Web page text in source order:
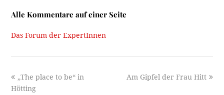
Alle Kommentare auf einer Seite
Das Forum der ExpertInnen
previous
post:
„The place to be“ in
Hötting
next
Am Gipfel der Frau Hitt